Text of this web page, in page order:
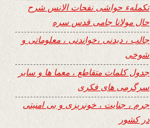
تکملهء حواشی نفحات الانس شرح
حال مولانا جامی قدس سره
جالب ، دیدنی ،خواندنی ، معلوماتی و
شوخی
جدول کلمات متقاطع ، معما ها و سایر
سرگرمی های فکری
جرم ، جنایت ، خونریزی و بی امنیتی
در کشور